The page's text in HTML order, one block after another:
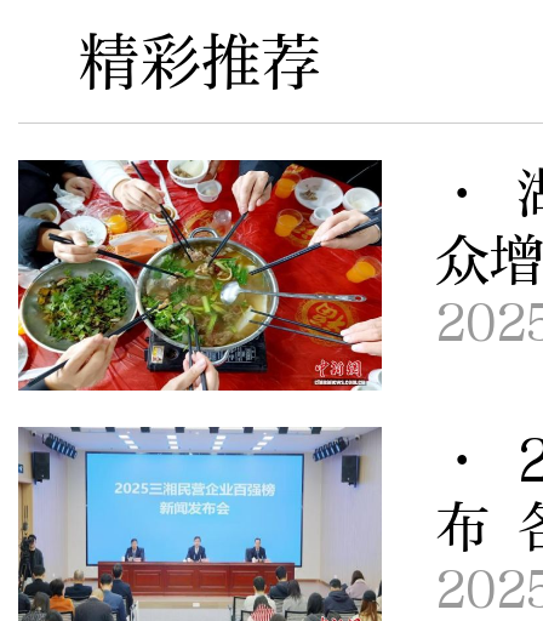
精彩推荐
·
众
·
布